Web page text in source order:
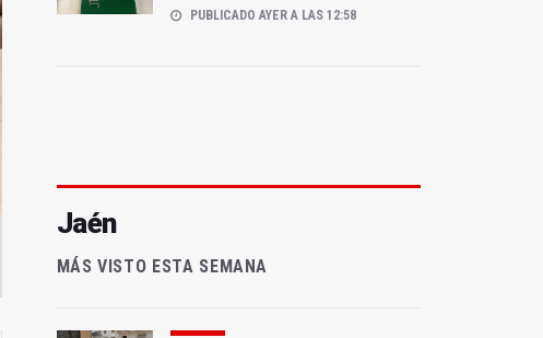
PUBLICADO AYER A LAS 12:58
Jaén
MÁS VISTO ESTA SEMANA